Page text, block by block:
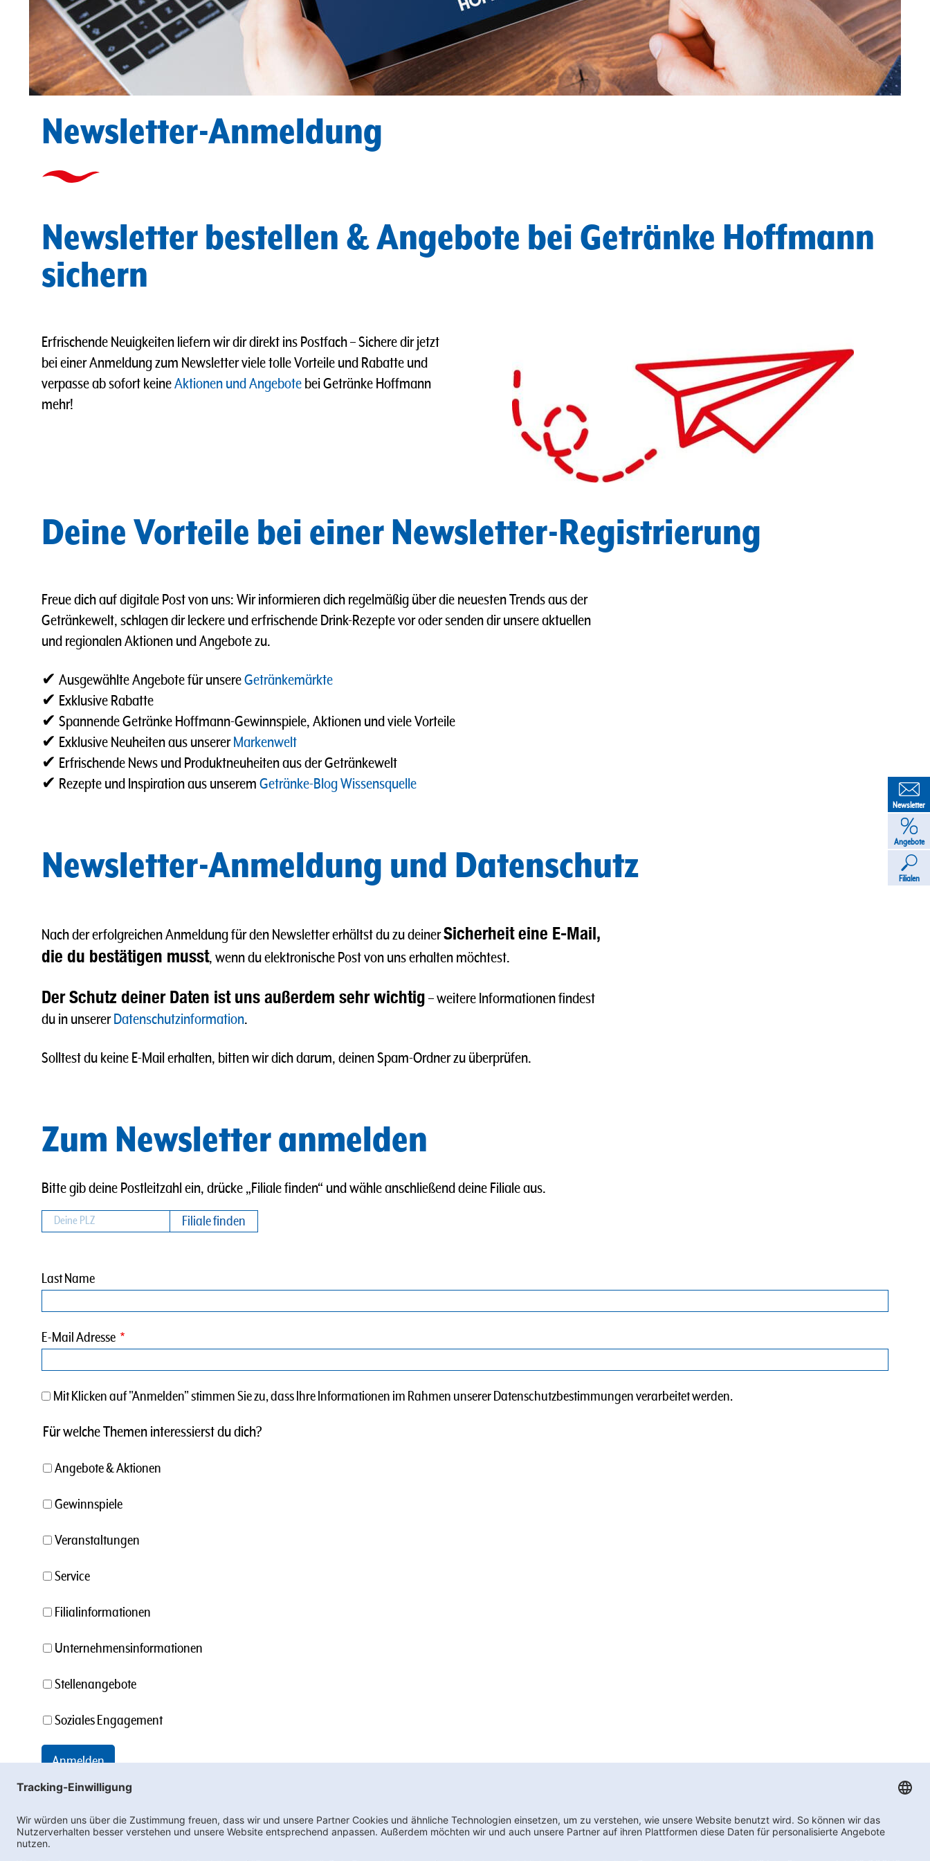
Newsletter-Anmeldung
Newsletter bestellen & Angebote bei Getränke Hoffmann
sichern
Erfrischende Neuigkeiten liefern wir dir direkt ins Postfach– Sichere dir jetzt
bei einer Anmeldung zum Newsletter viele tolle Vorteile und Rabatte und
verpasse ab sofort keineAktionen und Angebote bei Getränke Hoffmann
mehr!
Deine Vorteile bei einer Newsletter-Registrierung
Freue dich auf digitale Post von uns: Wir informieren dich regelmäßig über die neuesten Trends aus der
Getränkewelt, schlagen dir leckere und erfrischende Drink-Rezepte vor oder senden dir unsere aktuellen
und regionalen Aktionen und Angebote zu.
✔ Ausgewählte Angebote für unsereGetränkemärkte
✔ Exklusive Rabatte
✔ Spannende Getränke Hoffmann-Gewinnspiele, Aktionen und viele Vorteile
✔ Exklusive Neuheiten aus unsererMarkenwelt
✔ Erfrischende News und Produktneuheiten aus der Getränkewelt
✔ Rezepte und Inspiration aus unserem Getränke-Blog Wissensquelle
Newsletter-Anmeldung und Datenschutz
Nach der erfolgreichen Anmeldung für den Newsletter erhältst du zu deinerSicherheit eine E-Mail,
die du bestätigen musst, wenn du elektronische Post von uns erhalten möchtest.
Der Schutz deiner Daten ist uns außerdem sehr wichtig – weitere Informationen findest
du in unsererDatenschutzinformation.
Solltest du keine E-Mail erhalten, bitten wir dich darum, deinen Spam-Ordner zu überprüfen.
Zum Newsletter anmelden
Bitte gib deine Postleitzahl ein, drücke „Filiale finden“ und wähle anschließend deine Filiale aus.
E-Mail Adresse
Last Name
Mit Klicken auf "Anmelden" stimmen Sie zu, dass Ihre Informationen im Rahmen unserer Datenschutzbestimmungen verarbeitet werden.
Für welche Themen interessierst du dich?
Angebote & Aktionen
Gewinnspiele
Veranstaltungen
Service
Filialinformationen
Unternehmensinformationen
Stellenangebote
Soziales Engagement
Newsletter bestellen
Newsletter
Angebote
Filialen